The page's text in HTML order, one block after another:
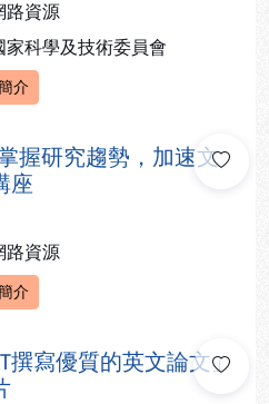
路資源
家科學及技術委員會
介
握研究趨勢，加速文
座
路資源
介
撰寫優質的英文論文」